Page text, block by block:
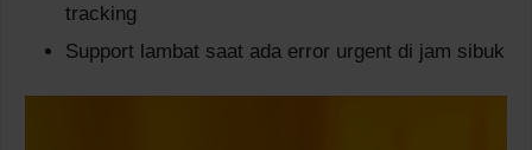
tracking
Support lambat saat ada error urgent di jam sibuk